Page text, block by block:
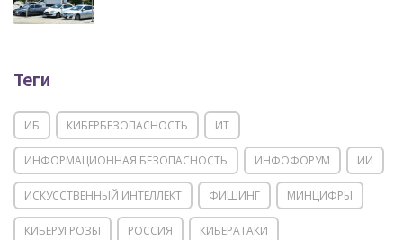
Теги
ИБ КИБЕРБЕЗОПАСНОСТЬ ИТ
ИНФОРМАЦИОННАЯ БЕЗОПАСНОСТЬ ИНФОФОРУМ ИИ
ИСКУССТВЕННЫЙ ИНТЕЛЛЕКТ ФИШИНГ МИНЦИФРЫ
КИБЕРУГРОЗЫ РОССИЯ КИБЕРАТАКИ